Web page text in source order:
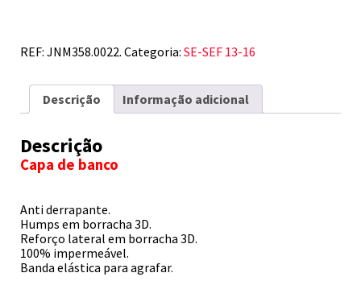
16
REF: JNM358.0022. Categoria: SE-SEF 13-16
Descrição Informação adicional
Descrição
Capa de banco
Anti derrapante.
Humps em borracha 3D.
Reforço lateral em borracha 3D.
100% impermeável.
Banda elástica para agrafar.